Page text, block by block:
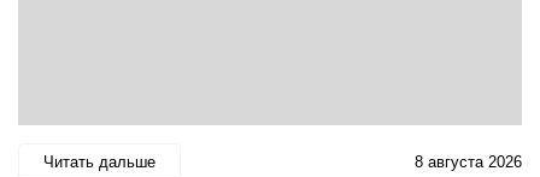
Читать дальше 8 августа 2026